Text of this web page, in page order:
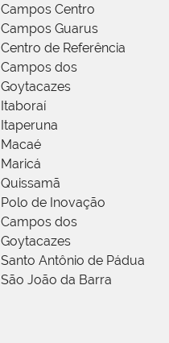
Campos Centro
Campos Guarus
Centro de Referência
Campos dos
Goytacazes
Itaboraí
Itaperuna
Macaé
Maricá
Quissamã
Polo de Inovação
Campos dos
Goytacazes
Santo Antônio de Pádua
São João da Barra